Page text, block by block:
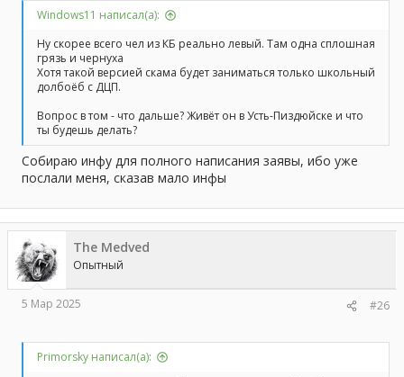
Windows11 написал(а):
Ну скорее всего чел из КБ реально левый. Там одна сплошная
грязь и чернуха
Хотя такой версией скама будет заниматься только школьный
долбоёб с ДЦП.
Вопрос в том - что дальше? Живёт он в Усть-Пиздюйске и что
ты будешь делать?
Собираю инфу для полного написания заявы, ибо уже
послали меня, сказав мало инфы
The Medved
Опытный
5 Мар 2025 #26
Primorsky написал(а):